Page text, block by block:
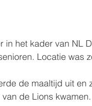
in het kader van NL
Locatie was
de maaltijd uit en
de Lions